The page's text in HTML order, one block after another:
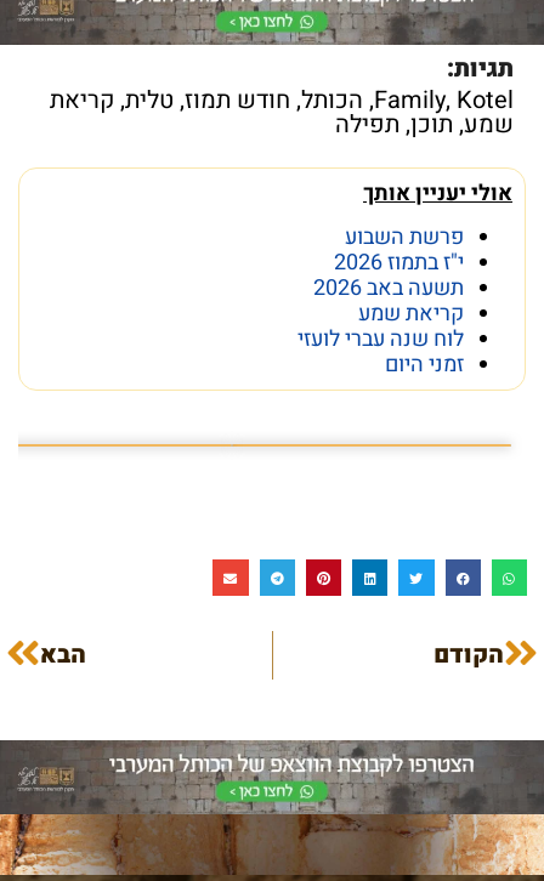
תגיות:
Family, Kotel
, הכותל, חודש תמוז, טלית, קריאת
שמע, תוכן, תפילה
אולי יעניין אותך
פרשת השבוע
י"ז בתמוז 2026
תשעה באב 2026
קריאת שמע
לוח שנה עברי לועזי
זמני היום
הקודם הבא